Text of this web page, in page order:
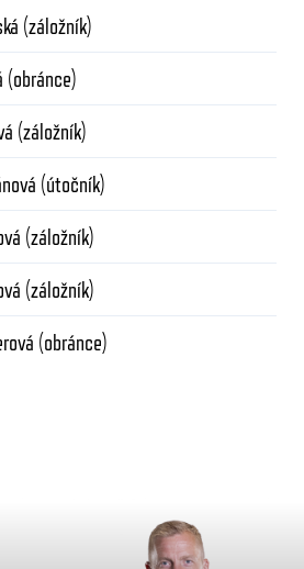
(záložník)
(obránce)
(záložník)
(útočník)
(záložník)
(záložník)
(obránce)